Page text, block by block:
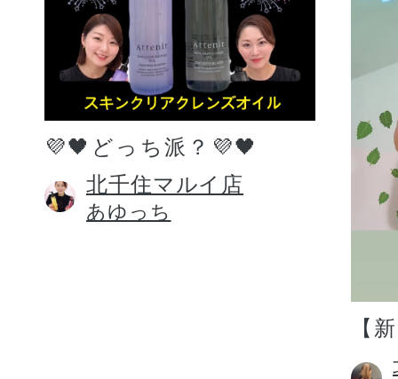
💜🖤どっち派？💜🖤
北千住マルイ店
あゆっち
【